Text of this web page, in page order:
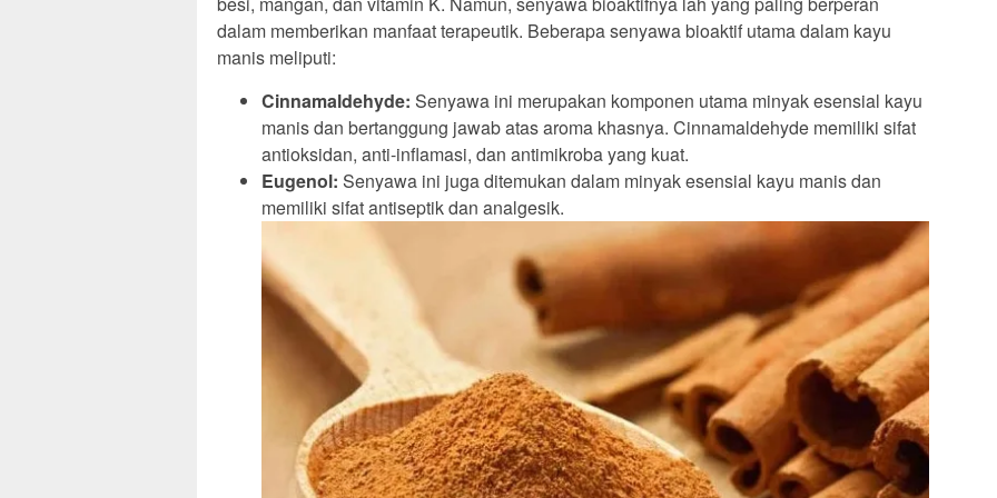
dalam memberikan manfaat terapeutik. Beberapa senyawa bioaktif utama dalam kayu
manis meliputi:
Cinnamaldehyde: Senyawa ini merupakan komponen utama minyak esensial kayu
manis dan bertanggung jawab atas aroma khasnya. Cinnamaldehyde memiliki sifat
antioksidan, anti-inflamasi, dan antimikroba yang kuat.
Eugenol: Senyawa ini juga ditemukan dalam minyak esensial kayu manis dan
memiliki sifat antiseptik dan analgesik.